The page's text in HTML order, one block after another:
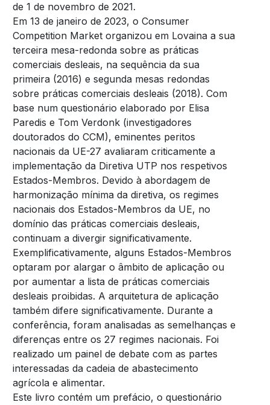
de 1 de novembro de 2021.
Em 13 de janeiro de 2023, o Consumer
Competition Market organizou em Lovaina a sua
terceira mesa-redonda sobre as práticas
comerciais desleais, na sequência da sua
primeira (2016) e segunda mesas redondas
sobre práticas comerciais desleais (2018). Com
base num questionário elaborado por Elisa
Paredis e Tom Verdonk (investigadores
doutorados do CCM), eminentes peritos
nacionais da UE-27 avaliaram criticamente a
implementação da Diretiva UTP nos respetivos
Estados-Membros. Devido à abordagem de
harmonização mínima da diretiva, os regimes
nacionais dos Estados-Membros da UE, no
domínio das práticas comerciais desleais,
continuam a divergir significativamente.
Exemplificativamente, alguns Estados-Membros
optaram por alargar o âmbito de aplicação ou
por aumentar a lista de práticas comerciais
desleais proibidas. A arquitetura de aplicação
também difere significativamente. Durante a
conferência, foram analisadas as semelhanças e
diferenças entre os 27 regimes nacionais. Foi
realizado um painel de debate com as partes
interessadas da cadeia de abastecimento
agrícola e alimentar.
Este livro contém um prefácio, o questionário